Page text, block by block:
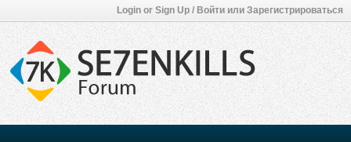
Login or Sign Up / Войти или Зарегистрироваться